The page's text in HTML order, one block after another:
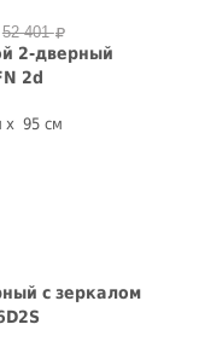
52 401
2-дверный
2d
95 см
с зеркалом